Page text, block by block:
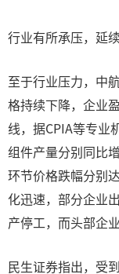
行业有所承压，延
至于行业压力，中
格持续下降，企业
线，据CPIA等专业
组件产量分别同比
环节价格跌幅分别
化迅速，部分企业
产停工，而头部企
民生证券指出，受